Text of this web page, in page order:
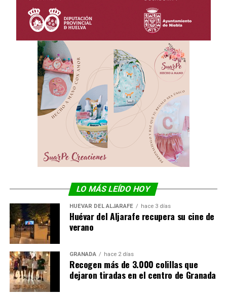
LO MÁS LEÍDO HOY
HUÉVAR DEL ALJARAFE hace 3 días
Huévar del Aljarafe recupera su cine de
verano
GRANADA hace 2 días
Recogen más de 3.000 colillas que
dejaron tiradas en el centro de Granada